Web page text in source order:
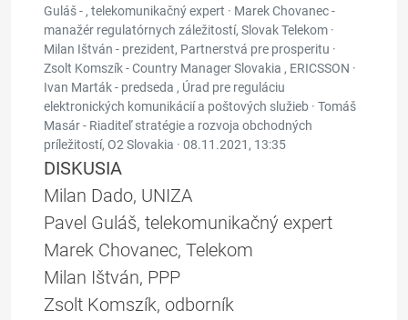
Guláš - , telekomunikačný expert · Marek Chovanec -
manažér regulatórnych záležitostí, Slovak Telekom ·
Milan Ištván - prezident, Partnerstvá pre prosperitu ·
Zsolt Komszík - Country Manager Slovakia , ERICSSON ·
Ivan Marták - predseda , Úrad pre reguláciu
elektronických komunikácií a poštových služieb · Tomáš
Masár - Riaditeľ stratégie a rozvoja obchodných
príležitostí, O2 Slovakia · 08.11.2021, 13:35
DISKUSIA
Milan Dado, UNIZA
Pavel Guláš, telekomunikačný expert
Marek Chovanec, Telekom
Milan Ištván, PPP
Zsolt Komszík, odborník